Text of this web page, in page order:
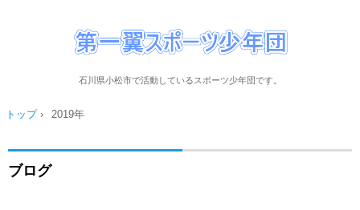
石川県小松市で活動しているスポーツ少年団です。
トップ› 2019年
ブログ